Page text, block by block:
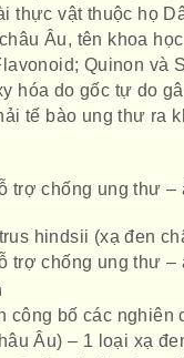
thực vật thuộc họ
Âu, tên khoa
Quinon và
hóa do gốc tự do
tế bào ung thư ra
trợ chống ung thư –
hindsii (xạ đen
trợ chống ung thư –
bố các nghiên
Âu) – 1 loại xạ